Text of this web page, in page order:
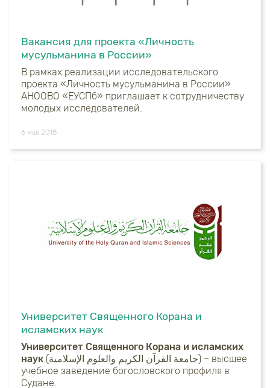
Вакансия для проекта «Личность
мусульманина в России»
В рамках реализации исследовательского
проекта «Личность мусульманина в России»
АНООВО «ЕУСПб» приглашает к сотрудничеству
молодых исследователей.
6 мая 2018
Университет Священного Корана и
исламских наук
Университет Священного Корана и исламских
наук (جامعة القرآن الكريم والعلوم الإسلامية) – высшее
учебное заведение богословского профиля в
Судане.